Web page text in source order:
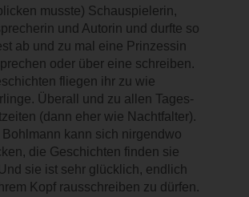
musste) Schauspielerin,
und Autorin und durfte so
ab und zu mal eine Prinzessin
oder über eine schreiben.
fliegen ihr zu wie
Überall und zu allen Tages-
(dann eher wie Nachtfalter).
kann sich nirgendwo
die Geschichten finden sie
sie ist sehr glücklich, endlich
Kopf rausschreiben zu dürfen.